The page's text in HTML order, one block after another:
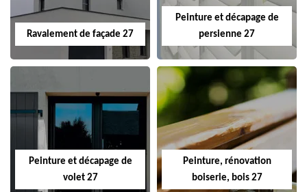
Ravalement de façade 27
Peinture et décapage de
persienne 27
Peinture et décapage de
volet 27
Peinture, rénovation
boiserie, bois 27